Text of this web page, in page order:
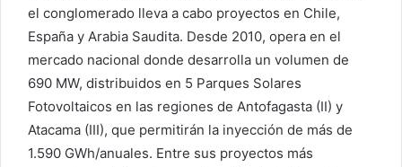
el conglomerado lleva a cabo proyectos en Chile,
España y Arabia Saudita. Desde 2010, opera en el
mercado nacional donde desarrolla un volumen de
690 MW, distribuidos en 5 Parques Solares
Fotovoltaicos en las regiones de Antofagasta (II) y
Atacama (III), que permitirán la inyección de más de
1.590 GWh/anuales. Entre sus proyectos más